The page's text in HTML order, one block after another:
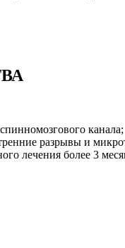
канала;
разрывы и
лечения более 3